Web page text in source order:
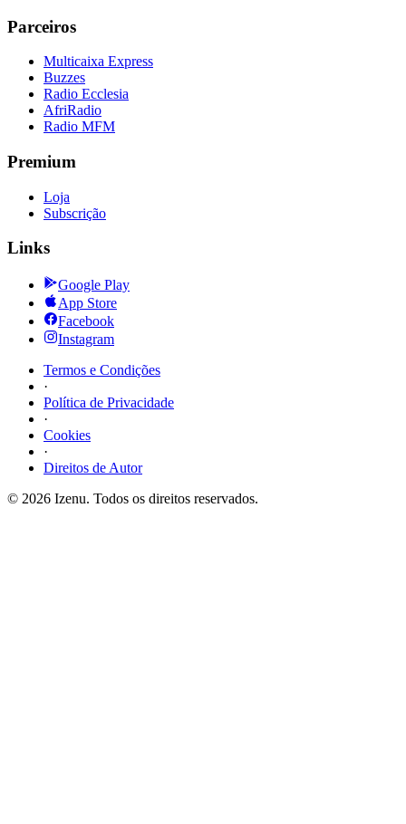
Parceiros
Multicaixa Express
Buzzes
Radio Ecclesia
AfriRadio
Radio MFM
Premium
Loja
Subscrição
Links
Google Play
App Store
Facebook
Instagram
Termos e Condições
·
Política de Privacidade
·
Cookies
·
Direitos de Autor
© 2026 Izenu. Todos os direitos reservados.